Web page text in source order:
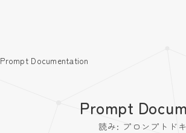
Prompt Documentation
Prompt
読み: プロンプトド